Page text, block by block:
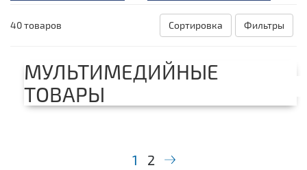
40 товаров Фильтры
Сортировка
МУЛЬТИМЕДИЙНЫЕ
ТОВАРЫ
1 2